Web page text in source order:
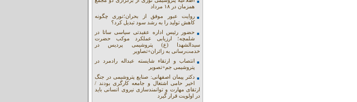
همزمان در ۱۸ مرداد
روایت عبور موفق از بحران؛نوری چگونه
کاهش تولید را به رشد سود تبدیل کرد؟
حضور رئیس اداره عقیدتی سیاسی ساتا در
شلمچه؛ ارزیابی عملکرد موکب حضرت
سیدالشهدا (ع) پتروشیمی پردیس در
خدمت‌رسانی به زائران+تصاویر
انتصاب و ارتقاء شایسته عبداله رادمرد در
پتروشیمی جم+تصویر
دکتر پیمان اصفهانی: صنایع پتروشیمی در جنگ
اخیر حامی اشتغال و جامعه کارگری بودند /
ارتقای مهارت و توانمندسازی نیروی انسانی باید
در اولویت قرار گیرد